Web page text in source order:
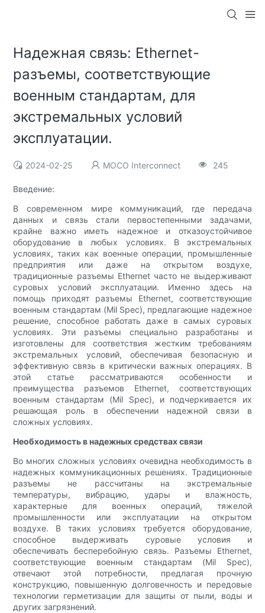
Надежная связь: Ethernet-
разъемы, соответствующие
военным стандартам, для
экстремальных условий
эксплуатации.
2024-02-25 MOCO Interconnect 245
Введение:
В современном мире коммуникаций, где передача
данных и связь стали первостепенными задачами,
крайне важно иметь надежное и отказоустойчивое
оборудование в любых условиях. В экстремальных
условиях, таких как военные операции, промышленные
предприятия или даже на открытом воздухе,
традиционные разъемы Ethernet часто не выдерживают
суровых условий эксплуатации. Именно здесь на
помощь приходят разъемы Ethernet, соответствующие
военным стандартам (Mil Spec), предлагающие надежное
решение, способное работать даже в самых суровых
условиях. Эти разъемы специально разработаны и
изготовлены для соответствия жестким требованиям
экстремальных условий, обеспечивая безопасную и
эффективную связь в критически важных операциях. В
этой статье рассматриваются особенности и
преимущества разъемов Ethernet, соответствующих
военным стандартам (Mil Spec), и подчеркивается их
решающая роль в обеспечении надежной связи в
сложных условиях.
Необходимость в надежных средствах связи
Во многих сложных условиях очевидна необходимость в
надежных коммуникационных решениях. Традиционные
разъемы не рассчитаны на экстремальные
температуры, вибрацию, удары и влажность,
характерные для военных операций, тяжелой
промышленности или эксплуатации на открытом
воздухе. В таких условиях требуется оборудование,
способное выдерживать суровые условия и
обеспечивать бесперебойную связь. Разъемы Ethernet,
соответствующие военным стандартам (Mil Spec),
отвечают этой потребности, предлагая прочную
конструкцию, повышенную долговечность и передовые
технологии герметизации для защиты от пыли, воды и
других загрязнений.